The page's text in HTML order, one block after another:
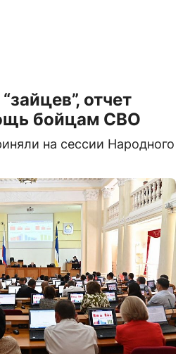
отчет
бойцам СВО
на сессии Народного